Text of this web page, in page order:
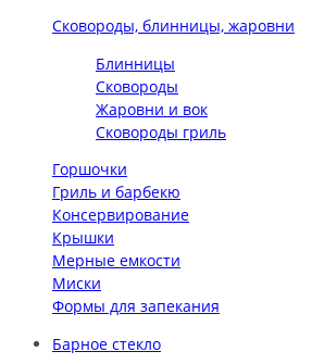
Сковороды, блинницы, жаровни
Блинницы
Сковороды
Жаровни и вок
Сковороды гриль
Горшочки
Гриль и барбекю
Консервирование
Крышки
Мерные емкости
Миски
Формы для запекания
Барное стекло